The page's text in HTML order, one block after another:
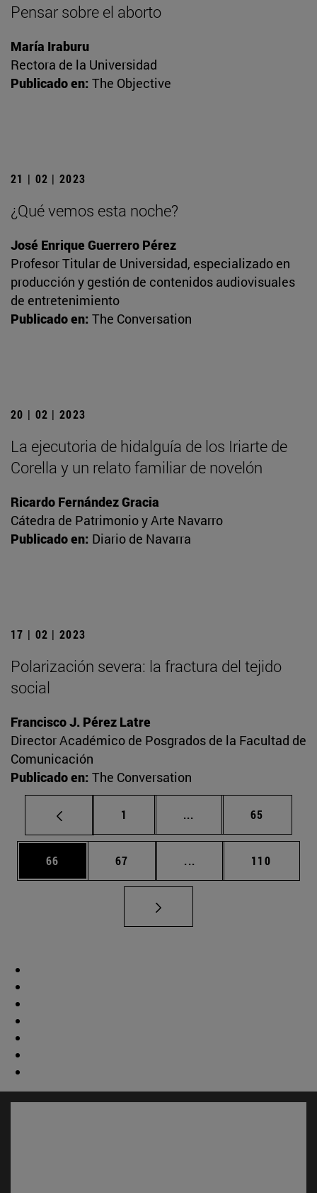
Pensar sobre el aborto
María Iraburu
Rectora de la Universidad
Publicado en: The Objective
21 | 02 | 2023
¿Qué vemos esta noche?
José Enrique Guerrero Pérez
Profesor Titular de Universidad, especializado en
producción y gestión de contenidos audiovisuales
de entretenimiento
Publicado en: The Conversation
20 | 02 | 2023
La ejecutoria de hidalguía de los Iriarte de
Corella y un relato familiar de novelón
Ricardo Fernández Gracia
Cátedra de Patrimonio y Arte Navarro
Publicado en: Diario de Navarra
17 | 02 | 2023
Polarización severa: la fractura del tejido
social
Francisco J. Pérez Latre
Director Académico de Posgrados de la Facultad de
Comunicación
Publicado en: The Conversation
Página
1 ... Páginas intermedias
Página
65
Página
66 Página
67 ... Páginas intermedias
Página
110